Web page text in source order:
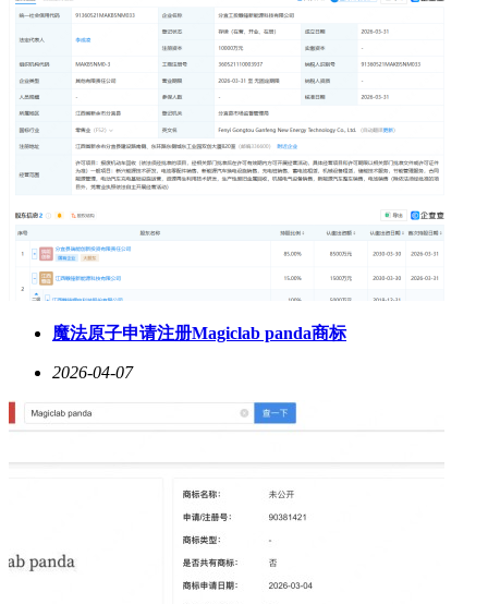
魔法原子申请注册Magiclab panda商标
2026-04-07